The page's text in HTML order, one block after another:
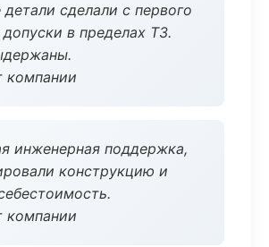
сделали с первого
допуски в пределах ТЗ.
компании
инженерная поддержка,
конструкцию и
компании